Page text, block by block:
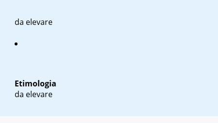
da elevare
Etimologia
da elevare